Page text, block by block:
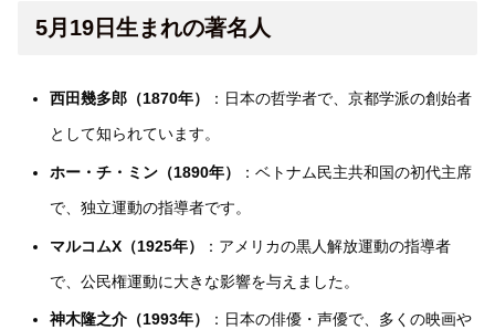
5月19日生まれの著名人
西田幾多郎（1870年）
：日本の哲学者で、京都学派の創始者
として知られています。
ホー・チ・ミン（1890年）
：ベトナム民主共和国の初代主席
で、独立運動の指導者です。
マルコムX（1925年）
：アメリカの黒人解放運動の指導者
で、公民権運動に大きな影響を与えました。
神木隆之介（1993年）
：日本の俳優・声優で、多くの映画や